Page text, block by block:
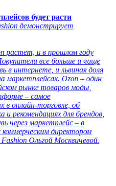
будет расти
демонстрирует
растет, и в прошлом году
все больше и чаще
в интернете, и львиная доля
маркетплейсах. Ozon – один
рынке товаров моды,
– самое
онлайн-торговле, об
и рекомендациях для брендов,
через маркетплейс – в
коммерческим директором
Ольгой Москвичевой.